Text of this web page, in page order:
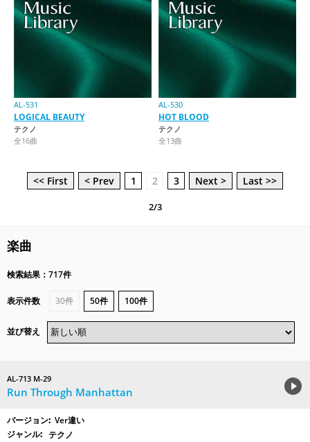
AL-531
LOGICAL BEAUTY
テクノ
全16曲
AL-530
HOT BLOOD
テクノ
全13曲
<< First < Prev 1 2 3 Next > Last >>
2/3
楽曲
検索結果：717件
表示件数 30件 50件 100件
並び替え
AL-713 M-29
Run Through Manhattan
Ver違い
テクノ